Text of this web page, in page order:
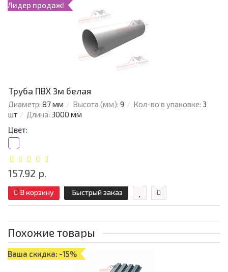
Лидер продаж!
Труба ПВХ 3м белая
Диаметр: 87 мм Высота (мм): 9 Кол-во в упаковке: 3
шт
Длина: 3000 мм
Цвет:
157.92 р.
В корзину Быстрый заказ
Похожие товары
Ваша скидка: -15%